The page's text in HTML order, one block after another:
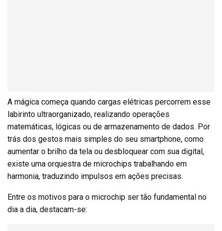
A mágica começa quando cargas elétricas percorrem esse
labirinto ultraorganizado, realizando operações
matemáticas, lógicas ou de armazenamento de dados. Por
trás dos gestos mais simples do seu smartphone, como
aumentar o brilho da tela ou desbloquear com sua digital,
existe uma orquestra de microchips trabalhando em
harmonia, traduzindo impulsos em ações precisas.
Entre os motivos para o microchip ser tão fundamental no
dia a dia, destacam-se: